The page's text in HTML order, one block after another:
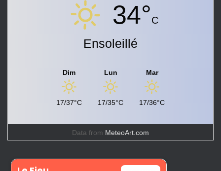
34°C
Ensoleillé
Dim
17/37°C
Lun
17/35°C
Mar
17/36°C
Data from MeteoArt.com